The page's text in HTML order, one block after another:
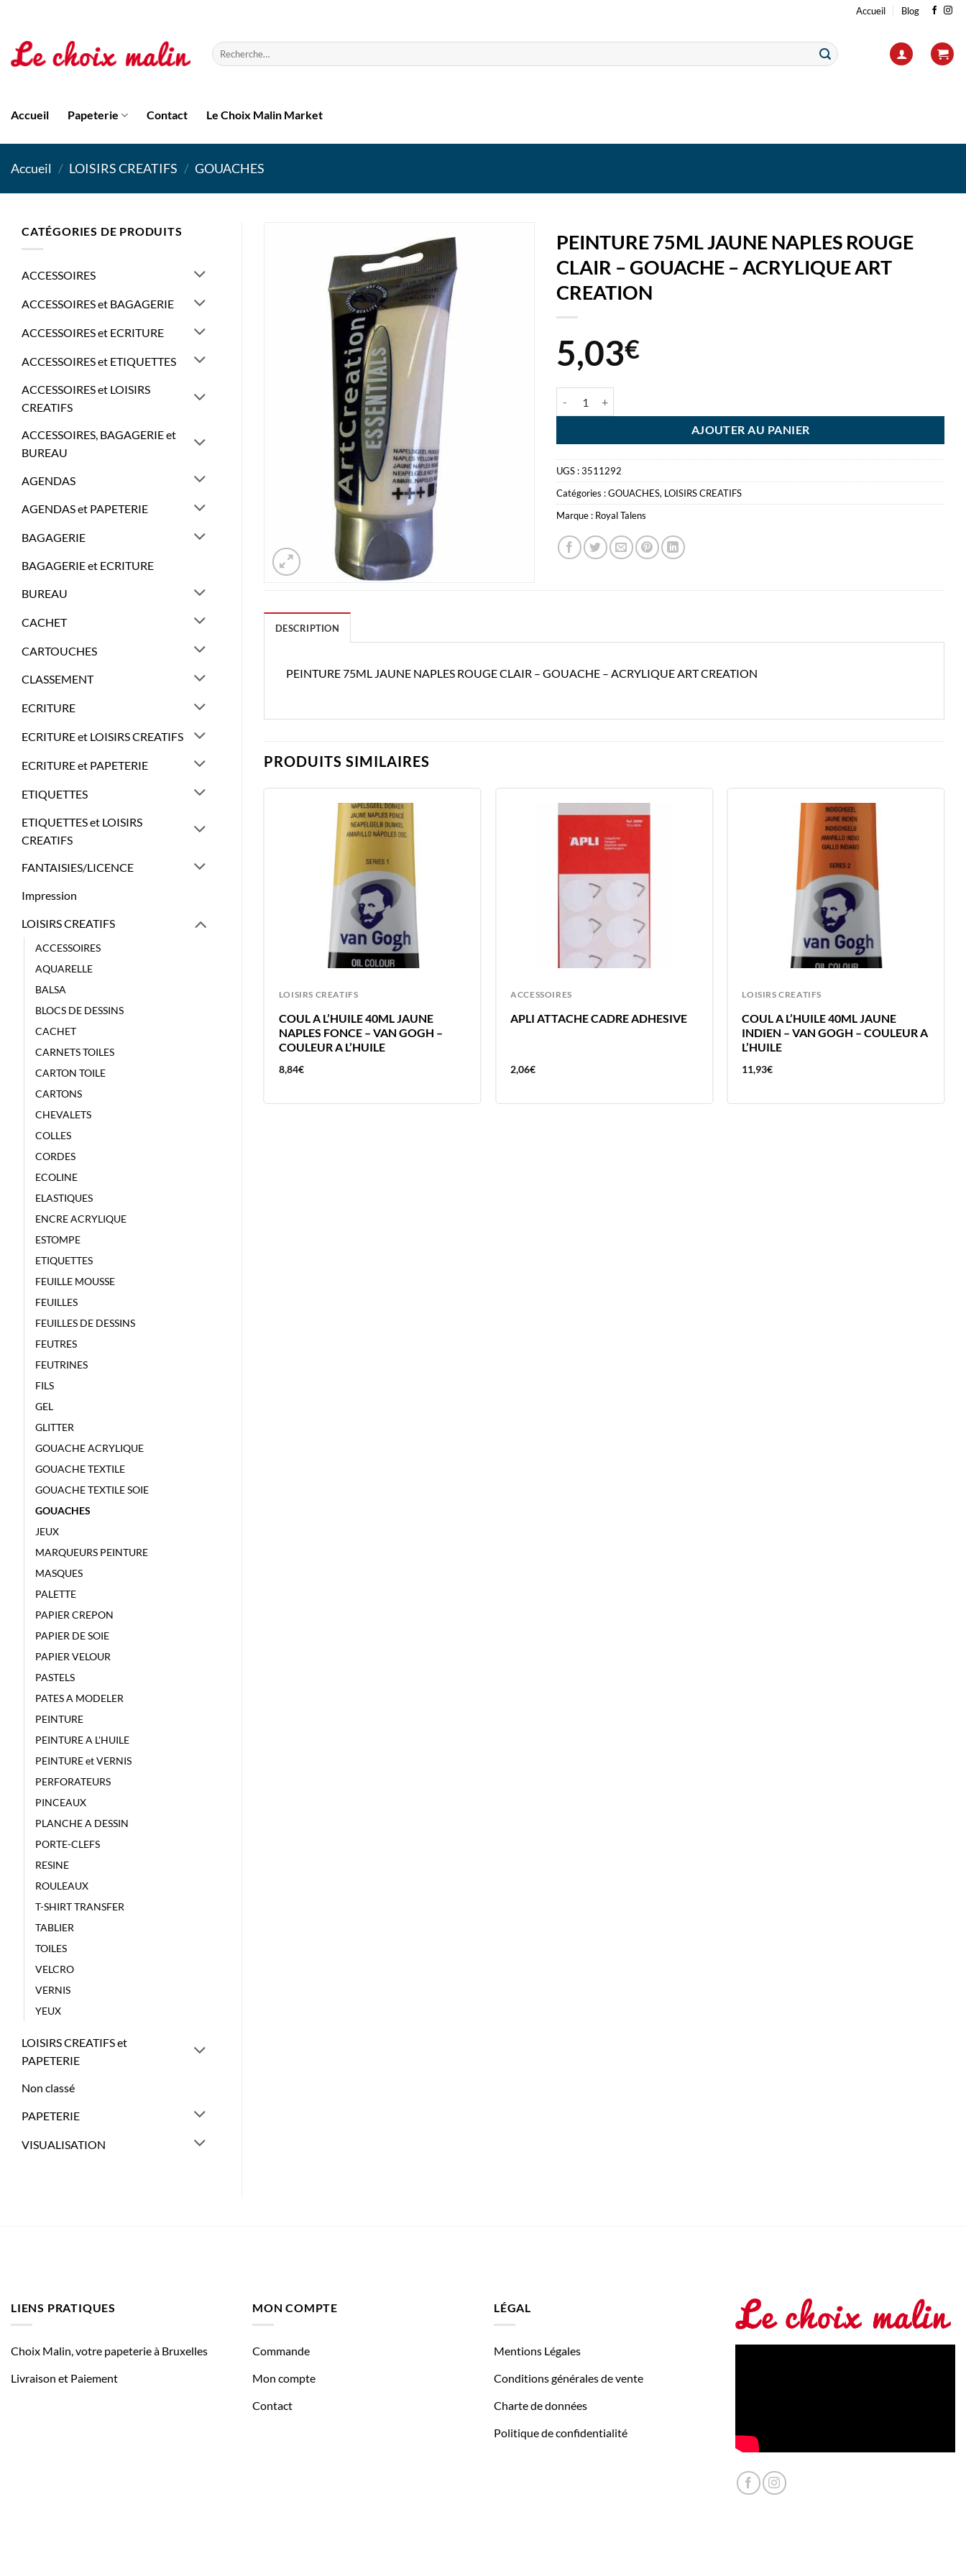
contenu
Accueil Blog
Recherche
pour :
Accueil Papeterie Contact Le Choix Malin Market
Accueil / LOISIRS CREATIFS / GOUACHES
CATÉGORIES DE PRODUITS
ACCESSOIRES
ACCESSOIRES et BAGAGERIE
ACCESSOIRES et ECRITURE
ACCESSOIRES et ETIQUETTES
ACCESSOIRES et LOISIRS
CREATIFS
ACCESSOIRES, BAGAGERIE et
BUREAU
AGENDAS
AGENDAS et PAPETERIE
BAGAGERIE
BAGAGERIE et ECRITURE
BUREAU
CACHET
CARTOUCHES
CLASSEMENT
ECRITURE
ECRITURE et LOISIRS CREATIFS
ECRITURE et PAPETERIE
ETIQUETTES
ETIQUETTES et LOISIRS
CREATIFS
FANTAISIES/LICENCE
Impression
LOISIRS CREATIFS
ACCESSOIRES
AQUARELLE
BALSA
BLOCS DE DESSINS
CACHET
CARNETS TOILES
CARTON TOILE
CARTONS
CHEVALETS
COLLES
CORDES
ECOLINE
ELASTIQUES
ENCRE ACRYLIQUE
ESTOMPE
ETIQUETTES
FEUILLE MOUSSE
FEUILLES
FEUILLES DE DESSINS
FEUTRES
FEUTRINES
FILS
GEL
GLITTER
GOUACHE ACRYLIQUE
GOUACHE TEXTILE
GOUACHE TEXTILE SOIE
GOUACHES
JEUX
MARQUEURS PEINTURE
MASQUES
PALETTE
PAPIER CREPON
PAPIER DE SOIE
PAPIER VELOUR
PASTELS
PATES A MODELER
PEINTURE
PEINTURE A L'HUILE
PEINTURE et VERNIS
PERFORATEURS
PINCEAUX
PLANCHE A DESSIN
PORTE-CLEFS
RESINE
ROULEAUX
T-SHIRT TRANSFER
TABLIER
TOILES
VELCRO
VERNIS
YEUX
LOISIRS CREATIFS et
PAPETERIE
Non classé
PAPETERIE
VISUALISATION
PEINTURE 75ML JAUNE NAPLES ROUGE
CLAIR – GOUACHE – ACRYLIQUE ART
CREATION
5,03€
AJOUTER AU PANIER
UGS :3511292
Catégories :GOUACHES, LOISIRS CREATIFS
Marque : Royal Talens
DESCRIPTION
PEINTURE 75ML JAUNE NAPLES ROUGE CLAIR – GOUACHE – ACRYLIQUE ART CREATION
PRODUITS SIMILAIRES
LOISIRS CREATIFS
COUL A L’HUILE 40ML JAUNE
NAPLES FONCE – VAN GOGH –
COULEUR A L’HUILE
8,84€
ACCESSOIRES
APLI ATTACHE CADRE ADHESIVE
2,06€
LOISIRS CREATIFS
COUL A L’HUILE 40ML JAUNE
INDIEN – VAN GOGH – COULEUR A
L’HUILE
11,93€
LOISIRS CREATIFS
COUL A L’HUILE 40ML ROUGE
CADMIUM FONCE – VAN GOGH –
COULEUR A L’HUILE
11,93€
LIENS PRATIQUES
Choix Malin, votre papeterie à Bruxelles
Livraison et Paiement
MON COMPTE
Commande
Mon compte
Contact
LÉGAL
Mentions Légales
Conditions générales de vente
Charte de données
Politique de confidentialité